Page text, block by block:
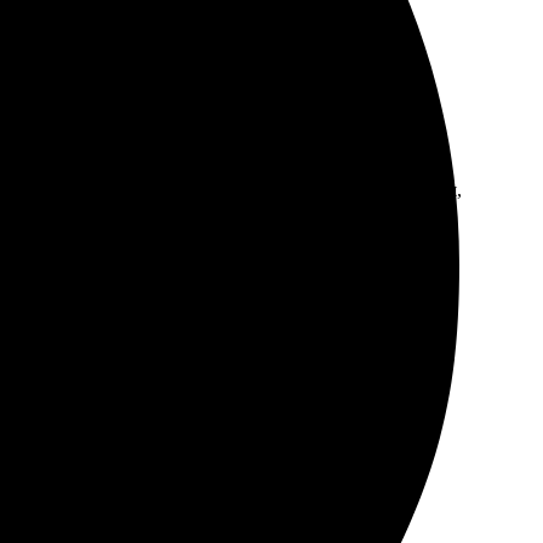
макет, оплатил, ждал немного. Доставка вовремя,
вещи.
доставка быстрая, коврики обрадовали.